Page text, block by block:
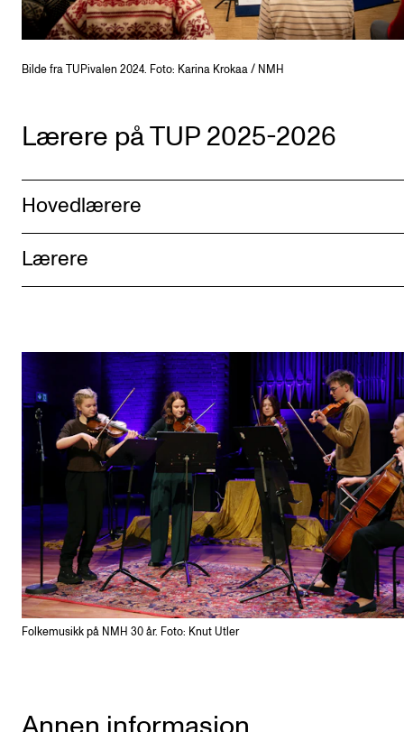
Bilde fra TUPivalen 2024. Foto: Karina Krokaa / NMH
Lærere på TUP 2025-2026
Hovedlærere
Lærere
Folkemusikk på NMH 30 år. Foto: Knut Utler
Annen informasjon